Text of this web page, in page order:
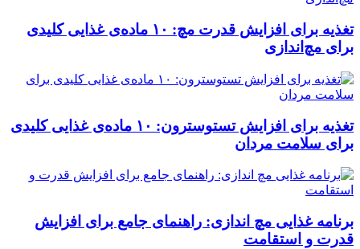
تغذیه برای افزایش قدرت مچ: ۱۰ ماده‌ی غذایی کلیدی
برای مچ‌اندازی
تغذیه برای افزایش تستوسترون: ۱۰ ماده‌ی غذایی کلیدی
برای سلامت مردان
برنامه غذایی مچ اندازی: راهنمای جامع برای افزایش
قدرت و استقامت